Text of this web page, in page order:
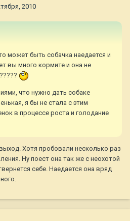
2010
может быть собачка наедается и
вы много кормите и она не
что нужно дать собаке
я бы не стала с этим
в процессе роста и голодание
Хотя пробовали несколько раз
Ну поест она так же с неохотой
себе. Наедается она вряд